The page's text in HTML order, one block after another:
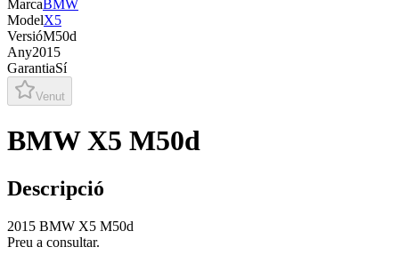
MarcaBMW
ModelX5
VersióM50d
Any2015
GarantiaSí
Venut
BMW X5 M50d
Descripció
2015 BMW X5 M50d
Preu a consultar.